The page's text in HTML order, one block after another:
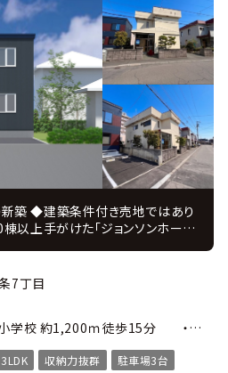
新築 ◆建築条件付き売地ではあり
以上手がけた「ジョンソンホーム
体制、 住んでからのアフターフォ
のため、お引渡し後にすぐに建築
幅員8ｍとゆとりがあり、お車の
コープ徒歩1分と近く、毎日の買
。 □屯田児童会館まで徒歩3分。
、子育て世帯が暮らしやすい環
7丁目
・札幌市立屯田西小学校 約1,200ｍ徒歩15分 ・札幌市立屯田中央中学校 約560ｍ徒歩7分
3LDK 収納力抜群 駐車場3台